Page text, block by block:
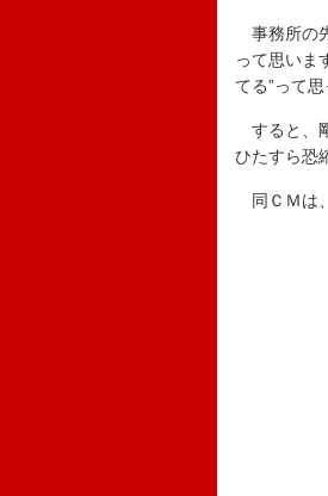
事務所の
って思いま
てる”って
すると、
ひたすら恐
同ＣＭは